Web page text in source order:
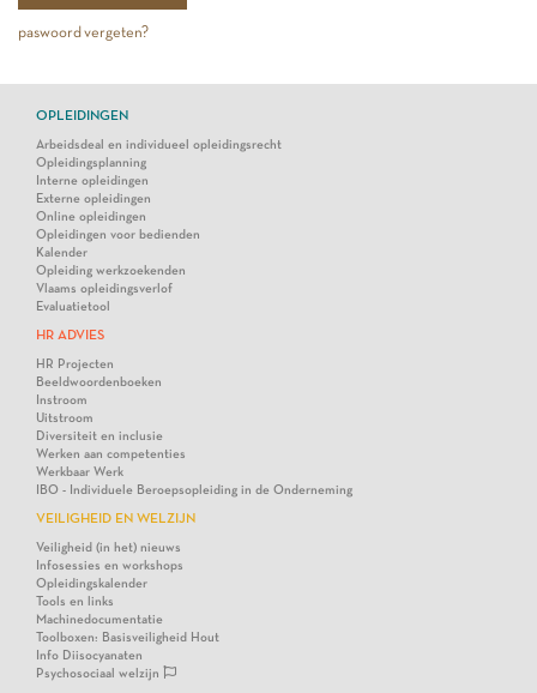
paswoord vergeten?
OPLEIDINGEN
Arbeidsdeal en individueel opleidingsrecht
Opleidingsplanning
Interne opleidingen
Externe opleidingen
Online opleidingen
Opleidingen voor bedienden
Kalender
Opleiding werkzoekenden
Vlaams opleidingsverlof
Evaluatietool
HR ADVIES
HR Projecten
Beeldwoordenboeken
Instroom
Uitstroom
Diversiteit en inclusie
Werken aan competenties
Werkbaar Werk
IBO - Individuele Beroepsopleiding in de Onderneming
VEILIGHEID EN WELZIJN
Veiligheid (in het) nieuws
Infosessies en workshops
Opleidingskalender
Tools en links
Machinedocumentatie
Toolboxen: Basisveiligheid Hout
Info Diisocyanaten
Psychosociaal welzijn